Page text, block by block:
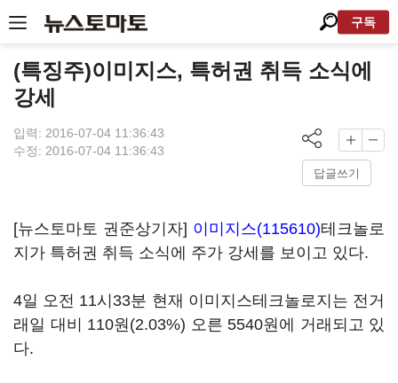
구독
(특징주)이미지스, 특허권 취득 소식에
강세
입력: 2016-07-04 11:36:43
수정: 2016-07-04 11:36:43
답글쓰기
[뉴스토마토 권준상기자] 이미지스(115610)테크놀로
지가 특허권 취득 소식에 주가 강세를 보이고 있다.
4일 오전 11시33분 현재 이미지스테크놀로지는 전거
래일 대비 110원(2.03%) 오른 5540원에 거래되고 있
다.